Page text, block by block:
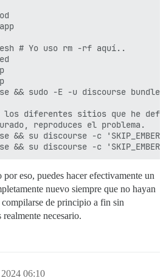
# Yo uso rm -rf aquí..
&& sudo -E -u discourse
diferentes sitios que he
reproduces el problema.
&& su discourse -c
eso, puedes hacer efectivamente un
nuevo siempre que no hayan
de principio a fin sin
necesario.
06:10